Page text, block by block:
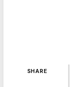
SHARE